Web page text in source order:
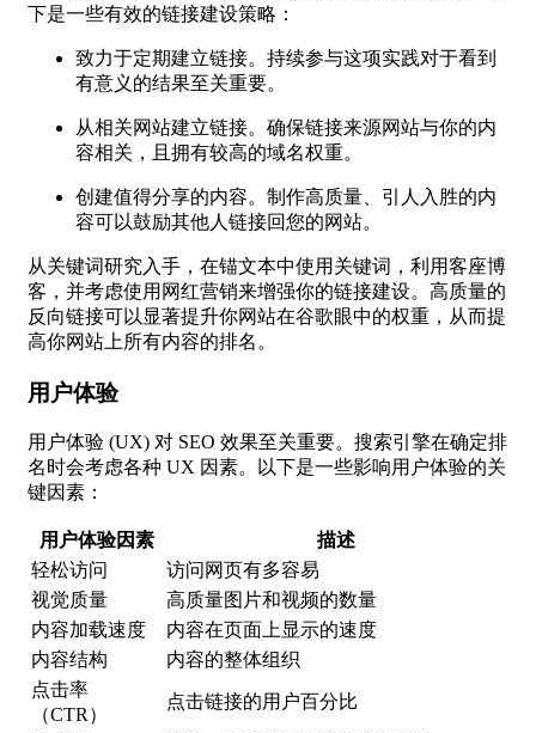
下是一些有效的链接建设策略：
致力于定期建立链接。持续参与这项实践对于看到
有意义的结果至关重要。
从相关网站建立链接。确保链接来源网站与你的内
容相关，且拥有较高的域名权重。
创建值得分享的内容。制作高质量、引人入胜的内
容可以鼓励其他人链接回您的网站。
从关键词研究入手，在锚文本中使用关键词，利用客座博
客，并考虑使用网红营销来增强你的链接建设。高质量的
反向链接可以显著提升你网站在谷歌眼中的权重，从而提
高你网站上所有内容的排名。
用户体验
用户体验 (UX) 对 SEO 效果至关重要。搜索引擎在确定排
名时会考虑各种 UX 因素。以下是一些影响用户体验的关
键因素：
用户体验因素
描述
轻松访问
访问网页有多容易
视觉质量
高质量图片和视频的数量
内容加载速度
内容在页面上显示的速度
内容结构
内容的整体组织
点击率
（CTR）
点击链接的用户百分比